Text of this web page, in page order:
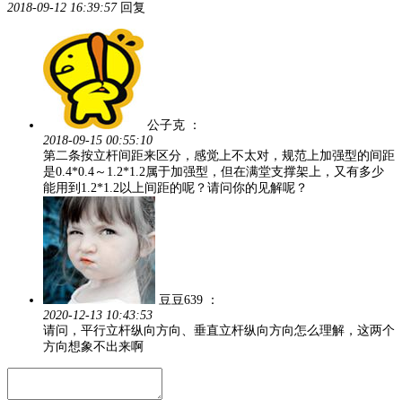
2018-09-12 16:39:57 回复
公子克
：
2018-09-15 00:55:10
第二条按立杆间距来区分，感觉上不太对，规范上加强型的间距
是0.4*0.4～1.2*1.2属于加强型，但在满堂支撑架上，又有多少
能用到1.2*1.2以上间距的呢？请问你的见解呢？
豆豆639
：
2020-12-13 10:43:53
请问，平行立杆纵向方向、垂直立杆纵向方向怎么理解，这两个
方向想象不出来啊